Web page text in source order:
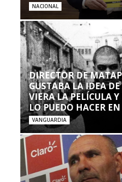
NACIONAL
DIRECTOR DE
GUSTABA LA IDEA
VIERA LA PELÍCULA Y
LO PUEDO HACER EN
VANGUARDIA